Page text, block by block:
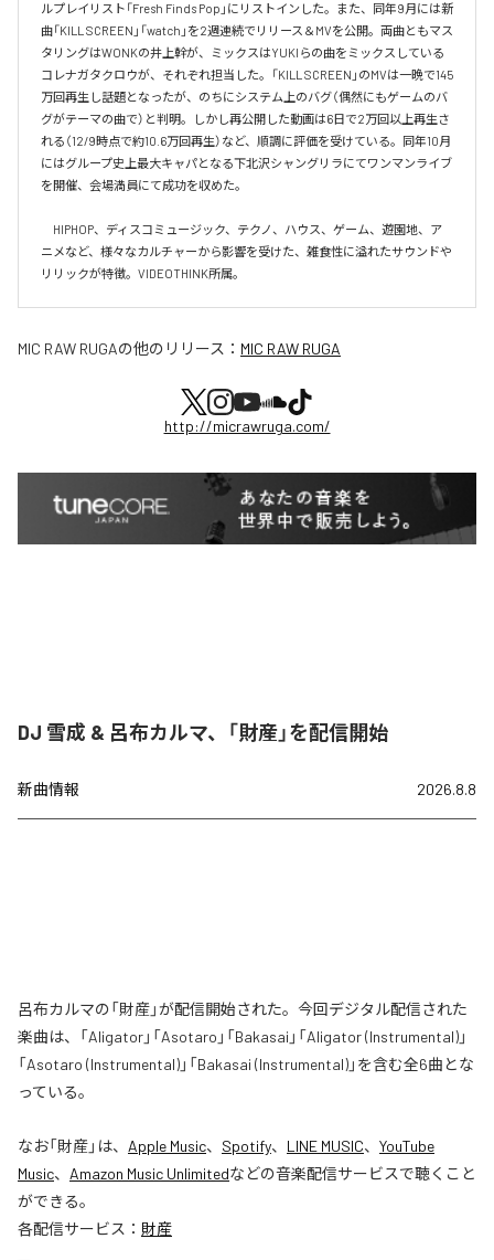
ルプレイリスト「Fresh Finds Pop」にリストインした。また、同年9月には新
曲「KILL SCREEN」「watch」を2週連続でリリース＆MVを公開。両曲ともマス
タリングはWONKの井上幹が、ミックスはYUKIらの曲をミックスしている
コレナガタクロウが、それぞれ担当した。「KILL SCREEN」のMVは一晩で145
万回再生し話題となったが、のちにシステム上のバグ（偶然にもゲームのバ
グがテーマの曲で）と判明。しかし再公開した動画は6日で2万回以上再生さ
れる（12/9時点で約10.6万回再生）など、順調に評価を受けている。同年10月
にはグループ史上最大キャパとなる下北沢シャングリラにてワンマンライブ
を開催、会場満員にて成功を収めた。
HIPHOP、ディスコミュージック、テクノ、ハウス、ゲーム、遊園地、ア
ニメなど、様々なカルチャーから影響を受けた、雑食性に溢れたサウンドや
リリックが特徴。VIDEOTHINK所属。
MIC RAW RUGAの他のリリース： MIC RAW RUGA
http://micrawruga.com/
DJ 雪成 & 呂布カルマ、「財産」を配信開始
新曲情報 2026.8.8
呂布カルマの「財産」が配信開始された。今回デジタル配信された
楽曲は、「Aligator」「Asotaro」「Bakasai」「Aligator (Instrumental)」
「Asotaro (Instrumental)」「Bakasai (Instrumental)」を含む全6曲とな
っている。
なお「財産」は、 Apple Music、 Spotify、 LINE MUSIC、 YouTube
Music、 Amazon Music Unlimitedなどの音楽配信サービスで聴くこと
ができる。
各配信サービス： 財産